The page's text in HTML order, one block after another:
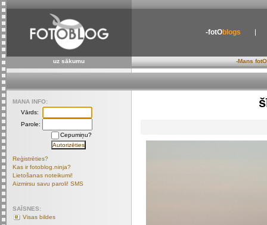
-fotOblogs
uz sākumu -Mans
MANA INFO:
Vārds:
Parole:
Cepumiņu?
Reģistrēties?
Kas ir fotoblog.ninja?
Lietošanas noteikumi!
Aizmirsu savu paroli! SMS
SAĪSNES:
Visas bildes